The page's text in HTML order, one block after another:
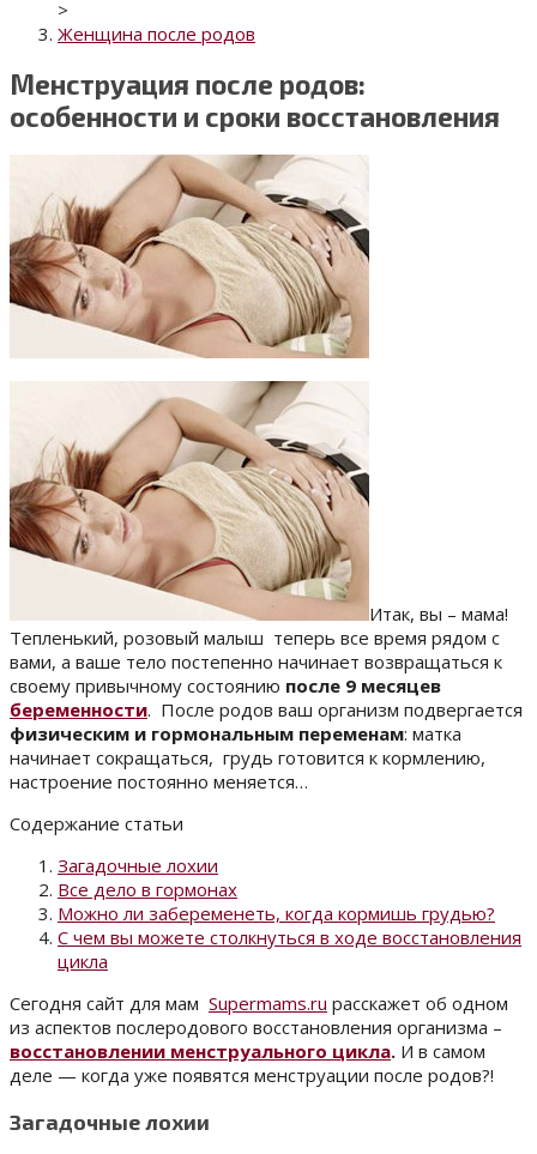
>
Женщина после родов
Менструация после родов:
особенности и сроки восстановления
Итак, вы – мама!
Тепленький, розовый малыш теперь все время рядом с
вами, а ваше тело постепенно начинает возвращаться к
своему привычному состоянию после 9 месяцев
беременности. После родов ваш организм подвергается
физическим и гормональным переменам: матка
начинает сокращаться, грудь готовится к кормлению,
настроение постоянно меняется…
Содержание статьи
Загадочные лохии
Все дело в гормонах
Можно ли забеременеть, когда кормишь грудью?
С чем вы можете столкнуться в ходе восстановления
цикла
Сегодня сайт для мам Supermams.ru расскажет об одном
из аспектов послеродового восстановления организма –
восстановлении менструального цикла. И в самом
деле — когда уже появятся менструации после родов?!
Загадочные лохии